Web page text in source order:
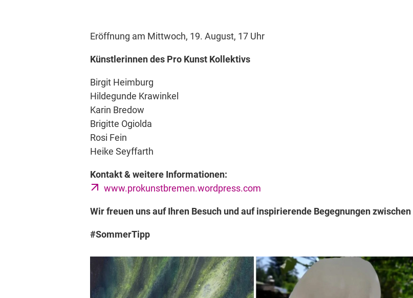
Eröffnung am Mittwoch, 19. August, 17 Uhr
Künstlerinnen des Pro Kunst Kollektivs
Birgit Heimburg
Hildegunde Krawinkel
Karin Bredow
Brigitte Ogiolda
Rosi Fein
Heike Seyffarth
Kontakt & weitere Informationen:
www.prokunstbremen.wordpress.com
Wir freuen uns auf Ihren Besuch und auf inspirierende Begegnungen
#SommerTipp